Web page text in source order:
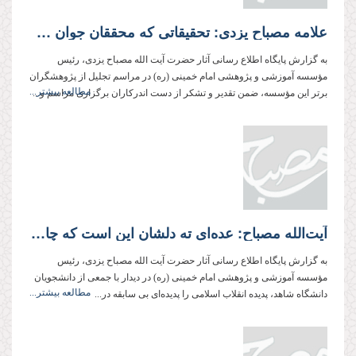
علامه مصباح یزدی: تحقیقاتی که محققان جوان حوزه علمیه انجام داده‌اند، کمتر از تحقیقاتی اساتید دانشگاه در زمینه هسته‌ای انجام داده‌اند، نیست
به گزارش پایگاه اطلاع رسانی آثار حضرت آیت الله مصباح یزدی، رئیس
مؤسسه آموزشی و پژوهشی امام خمینی (ره) در مراسم تجلیل از پژوهشگران
برتر این مؤسسه، ضمن تقدیر و تشکر از دست اندرکاران برگزاری مراسم و...
مطالعه بیشتر...
آیت‌الله مصباح: عده‌ای ته دلشان این است که چاره‌ای جز سازش با آمریکا نداریم و بسیاری از سخنان امام (ره) احساسی و مربوط به همان دوره بوده است
به گزارش پایگاه اطلاع رسانی آثار حضرت آیت الله مصباح یزدی، رئیس
مؤسسه آموزشی و پژوهشی امام خمینی (ره) در دیدار با جمعی از دانشجویان
دانشگاه شاهد، پدیده انقلاب اسلامی را پدیده‌ای بی سابقه در... مطالعه بیشتر...